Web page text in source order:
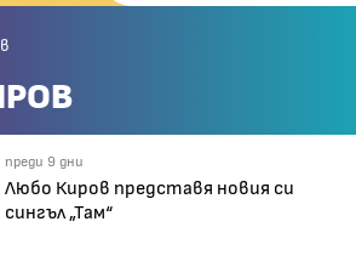
преди 9 дни
Любо Киров представя новия си
сингъл „Там“